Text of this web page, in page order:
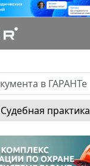
Судебная практика